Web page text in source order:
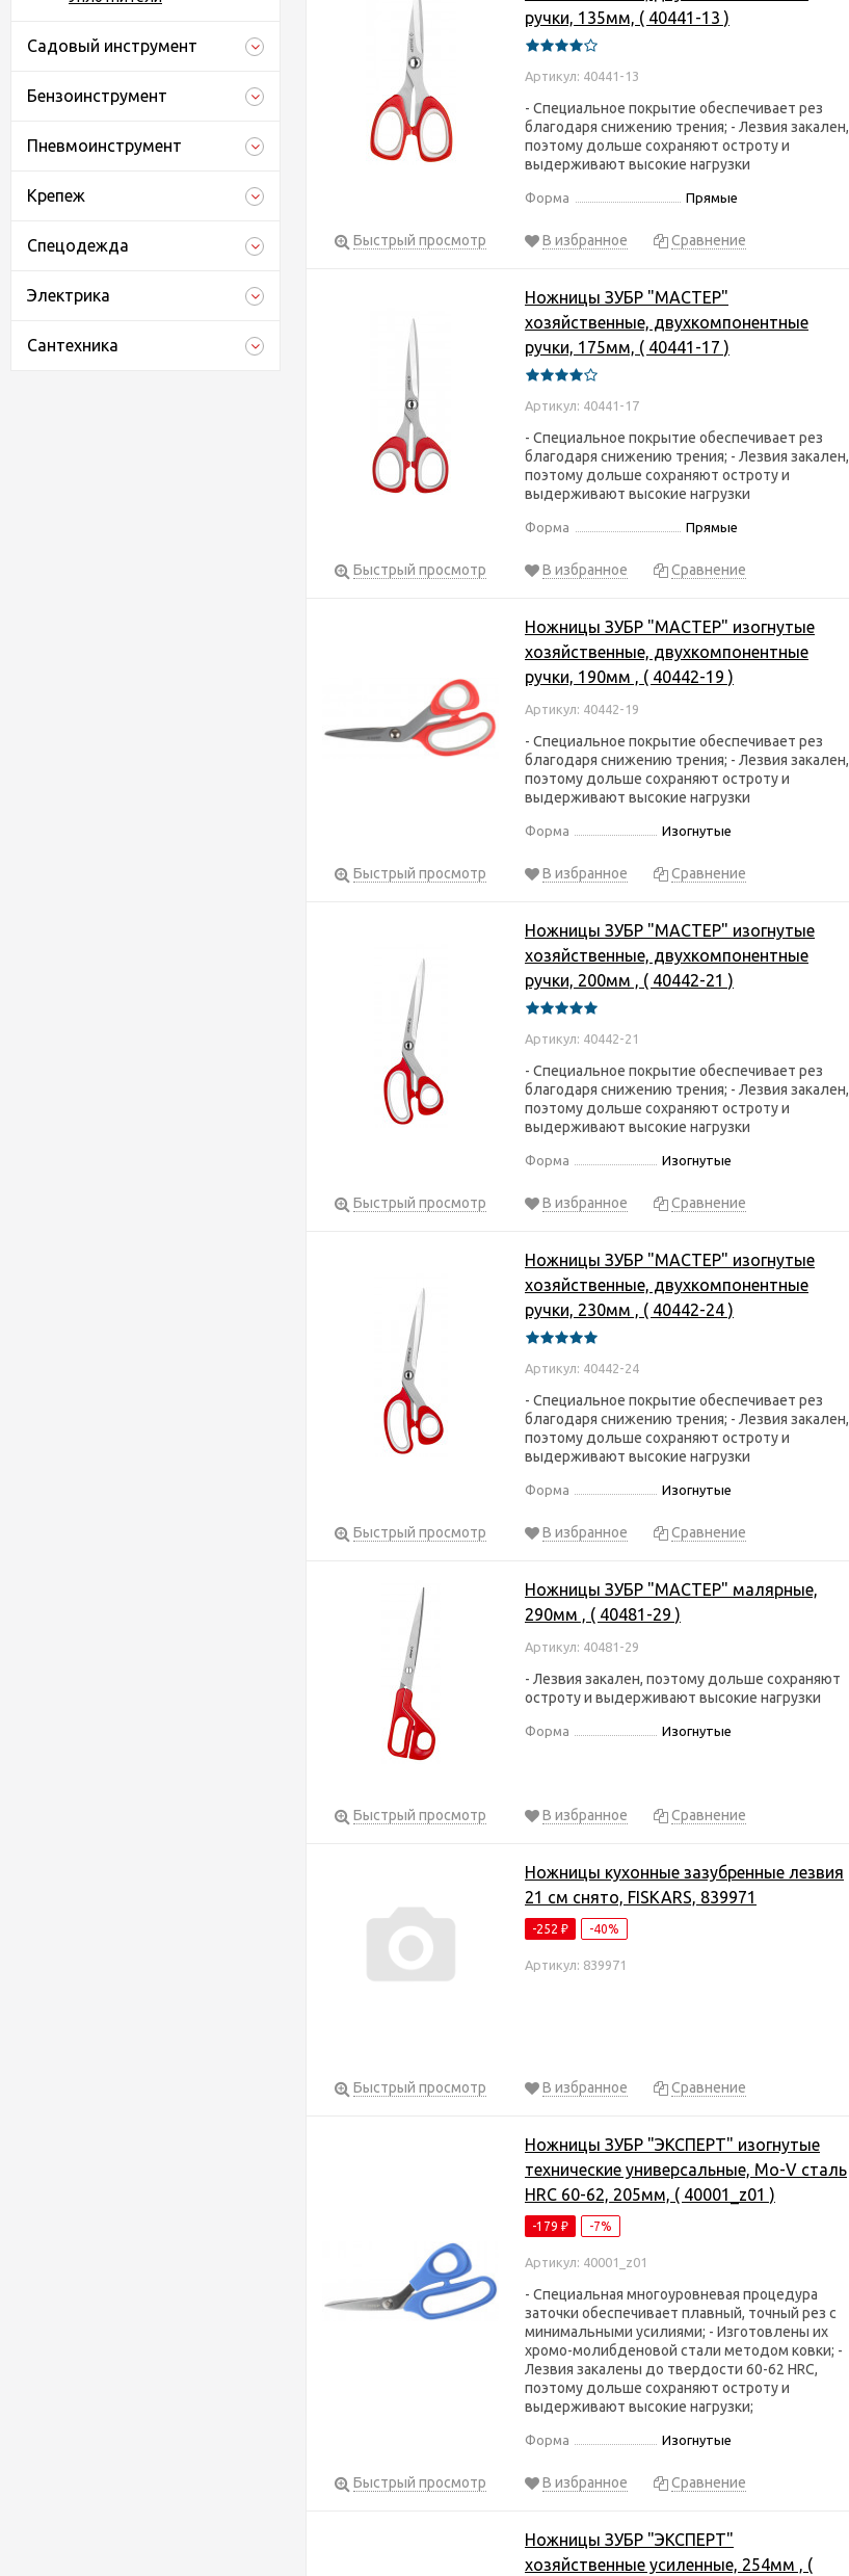
Садовый инструмент
Бензоинструмент
Пневмоинструмент
Крепеж
Спецодежда
Электрика
Сантехника
ручки, 135мм, ( 40441-13 )
Артикул: 40441-13
- Специальное покрытие обеспечивает рез
благодаря снижению трения; - Лезвия закален,
поэтому дольше сохраняют остроту и
выдерживают высокие нагрузки
Форма Прямые
Быстрый просмотр В избранное Сравнение
Ножницы ЗУБР "МАСТЕР"
хозяйственные, двухкомпонентные
ручки, 175мм, ( 40441-17 )
Артикул: 40441-17
- Специальное покрытие обеспечивает рез
благодаря снижению трения; - Лезвия закален,
поэтому дольше сохраняют остроту и
выдерживают высокие нагрузки
Форма Прямые
Быстрый просмотр В избранное Сравнение
Ножницы ЗУБР "МАСТЕР" изогнутые
хозяйственные, двухкомпонентные
ручки, 190мм , ( 40442-19 )
Артикул: 40442-19
- Специальное покрытие обеспечивает рез
благодаря снижению трения; - Лезвия закален,
поэтому дольше сохраняют остроту и
выдерживают высокие нагрузки
Форма Изогнутые
Быстрый просмотр В избранное Сравнение
Ножницы ЗУБР "МАСТЕР" изогнутые
хозяйственные, двухкомпонентные
ручки, 200мм , ( 40442-21 )
Артикул: 40442-21
- Специальное покрытие обеспечивает рез
благодаря снижению трения; - Лезвия закален,
поэтому дольше сохраняют остроту и
выдерживают высокие нагрузки
Форма Изогнутые
Быстрый просмотр В избранное Сравнение
Ножницы ЗУБР "МАСТЕР" изогнутые
хозяйственные, двухкомпонентные
ручки, 230мм , ( 40442-24 )
Артикул: 40442-24
- Специальное покрытие обеспечивает рез
благодаря снижению трения; - Лезвия закален,
поэтому дольше сохраняют остроту и
выдерживают высокие нагрузки
Форма Изогнутые
Быстрый просмотр В избранное Сравнение
Ножницы ЗУБР "МАСТЕР" малярные,
290мм , ( 40481-29 )
Артикул: 40481-29
- Лезвия закален, поэтому дольше сохраняют
остроту и выдерживают высокие нагрузки
Форма Изогнутые
Быстрый просмотр В избранное Сравнение
Ножницы кухонные зазубренные лезвия
21 см снято, FISKARS, 839971
-252 ₽ -40%
Артикул: 839971
Быстрый просмотр В избранное Сравнение
Ножницы ЗУБР "ЭКСПЕРТ" изогнутые
технические универсальные, Mo-V сталь
HRC 60-62, 205мм, ( 40001_z01 )
-179 ₽ -7%
Артикул: 40001_z01
- Специальная многоуровневая процедура
заточки обеспечивает плавный, точный рез с
минимальными усилиями; - Изготовлены их
хромо-молибденовой стали методом ковки; -
Лезвия закалены до твердости 60-62 HRC,
поэтому дольше сохраняют остроту и
выдерживают высокие нагрузки;
Форма Изогнутые
Быстрый просмотр В избранное Сравнение
Ножницы ЗУБР "ЭКСПЕРТ"
хозяйственные усиленные, 254мм , (